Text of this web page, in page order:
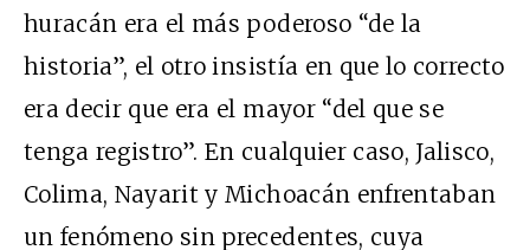
huracán era el más poderoso “de la
historia”, el otro insistía en que lo correcto
era decir que era el mayor “del que se
tenga registro”. En cualquier caso, Jalisco,
Colima, Nayarit y Michoacán enfrentaban
un fenómeno sin precedentes, cuya